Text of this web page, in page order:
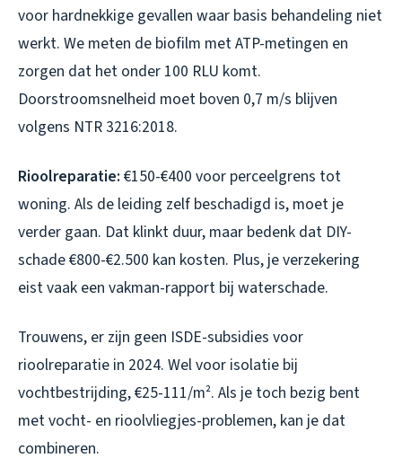
voor hardnekkige gevallen waar basis behandeling niet
werkt. We meten de biofilm met ATP-metingen en
zorgen dat het onder 100 RLU komt.
Doorstroomsnelheid moet boven 0,7 m/s blijven
volgens NTR 3216:2018.
Rioolreparatie: €150-€400 voor perceelgrens tot
woning. Als de leiding zelf beschadigd is, moet je
verder gaan. Dat klinkt duur, maar bedenk dat DIY-
schade €800-€2.500 kan kosten. Plus, je verzekering
eist vaak een vakman-rapport bij waterschade.
Trouwens, er zijn geen ISDE-subsidies voor
rioolreparatie in 2024. Wel voor isolatie bij
vochtbestrijding, €25-111/m². Als je toch bezig bent
met vocht- en rioolvliegjes-problemen, kan je dat
combineren.